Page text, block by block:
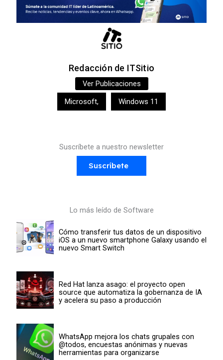
Redacción de ITSitio
Ver Publicaciones
Microsoft, Windows 11
Suscríbete a nuestro newsletter
Suscríbete
Lo más leído de Software
Cómo transferir tus datos de un dispositivo
iOS a un nuevo smartphone Galaxy usando el
nuevo Smart Switch
Red Hat lanza asago: el proyecto open
source que automatiza la gobernanza de IA
y acelera su paso a producción
WhatsApp mejora los chats grupales con
@todos, encuestas anónimas y nuevas
herramientas para organizarse